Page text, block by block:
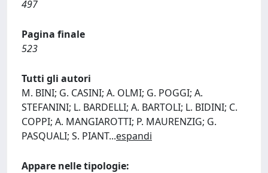
497
Pagina finale
523
Tutti gli autori
M. BINI; G. CASINI; A. OLMI; G. POGGI; A.
STEFANINI; L. BARDELLI; A. BARTOLI; L. BIDINI; C.
COPPI; A. MANGIAROTTI; P. MAURENZIG; G.
PASQUALI; S. PIANT...espandi
Appare nelle tipologie: